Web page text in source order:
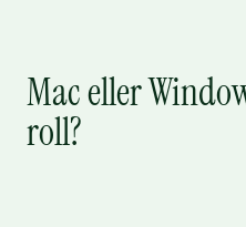
Mac eller
roll?